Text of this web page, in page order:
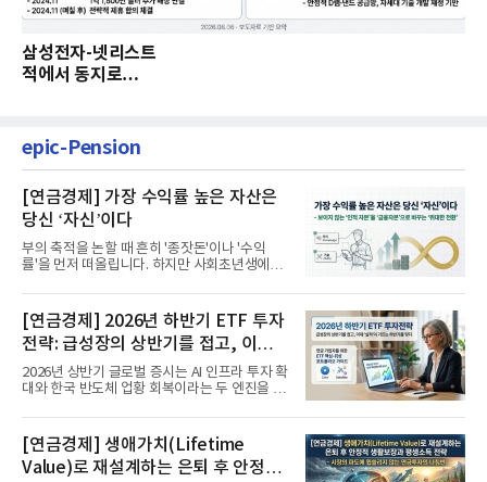
삼성전자-넷리스트
적에서 동지로…
epic-Pension
[연금경제] 가장 수익률 높은 자산은
당신 ‘자신’이다
부의 축적을 논할 때 흔히 '종잣돈'이나 '수익
률'을 먼저 떠올립니다. 하지만 사회초년생에게
[연금경제] 2026년 하반기 ETF 투자
전략: 급성장의 상반기를 접고, 이제
'실적'이 가르는 하반기를 맞다
2026년 상반기 글로벌 증시는 AI 인프라 투자 확
대와 한국 반도체 업황 회복이라는 두 엔진을 달
[연금경제] 생애가치(Lifetime
Value)로 재설계하는 은퇴 후 안정적